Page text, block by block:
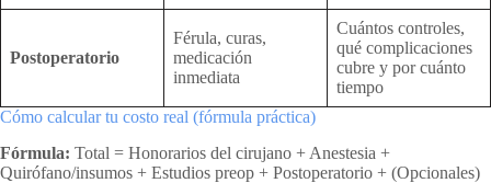
Postoperatorio
Férula, curas,
medicación
inmediata
Cuántos controles,
qué complicaciones
cubre y por cuánto
tiempo
Cómo calcular tu costo real (fórmula práctica)
Fórmula: Total = Honorarios del cirujano + Anestesia +
Quirófano/insumos + Estudios preop + Postoperatorio + (Opcionales)